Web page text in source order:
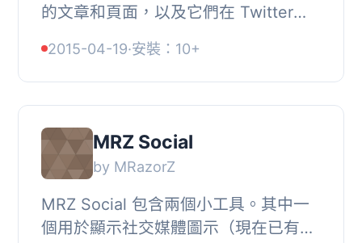
的文章和頁面，以及它們在 Twitter、
被分享的次數。, 此外，它還允許您在
文章或頁面的...
2015-04-19·安裝：10+
MRZ Social
by MRazorZ
MRZ Social 包含兩個小工具。其中一
個用於顯示社交媒體圖示（現在已有